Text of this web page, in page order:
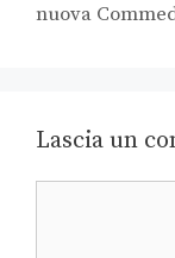
nuova
Lascia un